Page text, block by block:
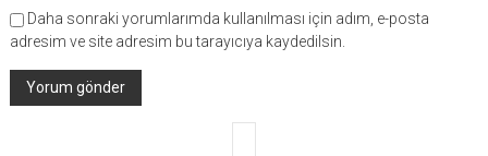
Daha sonraki yorumlarımda kullanılması için adım, e-posta
adresim ve site adresim bu tarayıcıya kaydedilsin.